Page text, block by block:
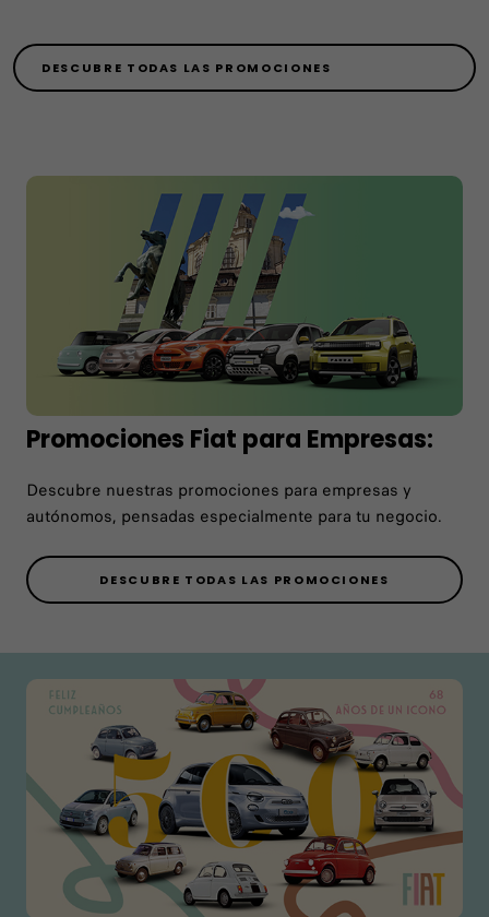
DESCUBRE TODAS LAS PROMOCIONES
Promociones Fiat para Empresas:
Descubre nuestras promociones para empresas y
autónomos, pensadas especialmente para tu negocio.
DESCUBRE TODAS LAS PROMOCIONES